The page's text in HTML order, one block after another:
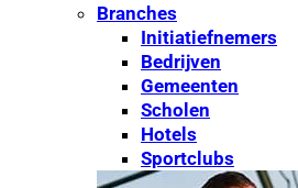
Branches
Initiatiefnemers
Bedrijven
Gemeenten
Scholen
Hotels
Sportclubs